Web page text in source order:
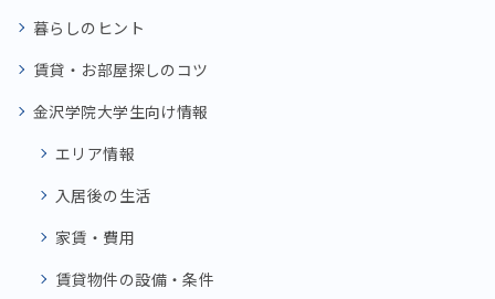
暮らしのヒント
賃貸・お部屋探しのコツ
金沢学院大学生向け情報
エリア情報
入居後の生活
家賃・費用
賃貸物件の設備・条件